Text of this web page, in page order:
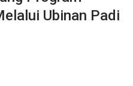
Ubinan Padi